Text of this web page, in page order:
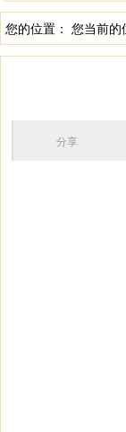
您的位置： 您当前的
分享